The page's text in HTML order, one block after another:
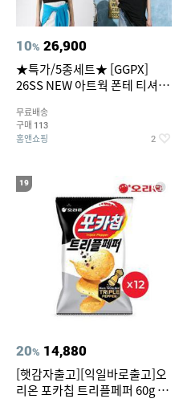
10% 26,900
★특가/5종세트★ [GGPX]
26SS NEW 아트웍 폰테 티셔츠
무료배송
구매 113
홈앤쇼핑 2
19
20% 14,880
[햇감자출고][익일바로출고]오
리온 포카칩 트리플페퍼 60g 12